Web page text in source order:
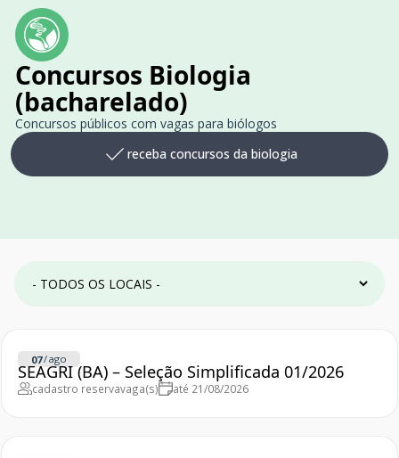
Concursos Biologia
(bacharelado)
Concursos públicos com vagas para biólogos
receba concursos da biologia
07/ago
SEAGRI (BA) – Seleção Simplificada 01/2026
cadastro reservavaga(s) até 21/08/2026